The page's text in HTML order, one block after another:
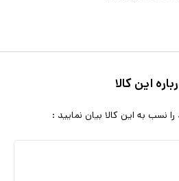
این کالا
نسب به این کالا بیان نمایید :